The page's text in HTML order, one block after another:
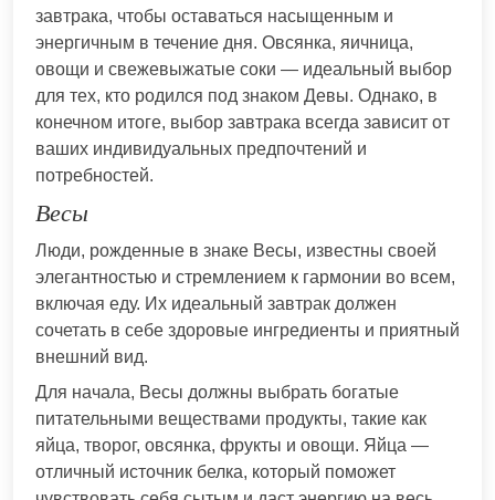
завтрака, чтобы оставаться насыщенным и
энергичным в течение дня. Овсянка, яичница,
овощи и свежевыжатые соки — идеальный выбор
для тех, кто родился под знаком Девы. Однако, в
конечном итоге, выбор завтрака всегда зависит от
ваших индивидуальных предпочтений и
потребностей.
Весы
Люди, рожденные в знаке Весы, известны своей
элегантностью и стремлением к гармонии во всем,
включая еду. Их идеальный завтрак должен
сочетать в себе здоровые ингредиенты и приятный
внешний вид.
Для начала, Весы должны выбрать богатые
питательными веществами продукты, такие как
яйца, творог, овсянка, фрукты и овощи. Яйца —
отличный источник белка, который поможет